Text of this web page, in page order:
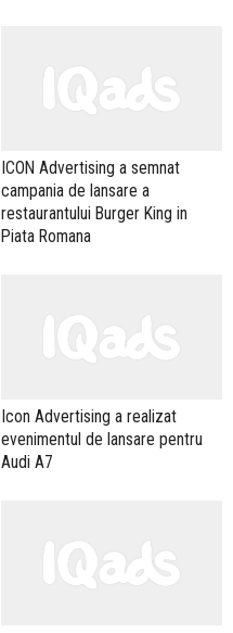
ICON Advertising a semnat
campania de lansare a
restaurantului Burger King in
Piata Romana
Icon Advertising a realizat
evenimentul de lansare pentru
Audi A7